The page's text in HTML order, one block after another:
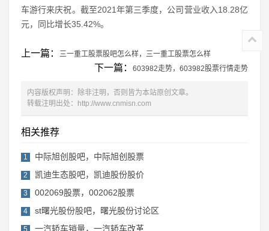
车游行来庆祝。截至2021年第三季度，公司营业收入18.28亿
元，同比增长35.42%。
上一篇： 三一重工股票股吧怎么样，三一重工股票怎么样
下一篇： 603982走势，603982股票行情走势
内容版权声明：除非注明，否则皆为本站原创文章。
转载注明出处：
http://www.cnmisn.com
相关推荐
1 中际旭创股吧，中际旭创股票
2 凯迪生态股吧，凯迪股份股价
3 002069股票，002062股票
4 st曙光股份股吧，曙光股份讨论区
5 一汽轿车销量，一汽轿车改革